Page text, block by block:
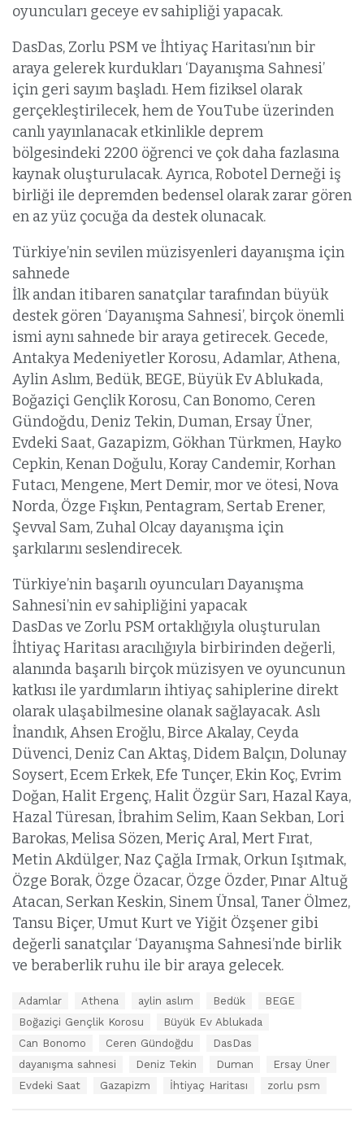
oyuncuları geceye ev sahipliği yapacak.
DasDas, Zorlu PSM ve İhtiyaç Haritası’nın bir
araya gelerek kurdukları ‘Dayanışma Sahnesi’
için geri sayım başladı. Hem fiziksel olarak
gerçekleştirilecek, hem de YouTube üzerinden
canlı yayınlanacak etkinlikle deprem
bölgesindeki 2200 öğrenci ve çok daha fazlasına
kaynak oluşturulacak. Ayrıca, Robotel Derneği iş
birliği ile depremden bedensel olarak zarar gören
en az yüz çocuğa da destek olunacak.
Türkiye’nin sevilen müzisyenleri dayanışma için
sahnede
İlk andan itibaren sanatçılar tarafından büyük
destek gören ‘Dayanışma Sahnesi’, birçok önemli
ismi aynı sahnede bir araya getirecek. Gecede,
Antakya Medeniyetler Korosu, Adamlar, Athena,
Aylin Aslım, Bedük, BEGE, Büyük Ev Ablukada,
Boğaziçi Gençlik Korosu, Can Bonomo, Ceren
Gündoğdu, Deniz Tekin, Duman, Ersay Üner,
Evdeki Saat, Gazapizm, Gökhan Türkmen, Hayko
Cepkin, Kenan Doğulu, Koray Candemir, Korhan
Futacı, Mengene, Mert Demir, mor ve ötesi, Nova
Norda, Özge Fışkın, Pentagram, Sertab Erener,
Şevval Sam, Zuhal Olcay dayanışma için
şarkılarını seslendirecek.
Türkiye’nin başarılı oyuncuları Dayanışma
Sahnesi’nin ev sahipliğini yapacak
DasDas ve Zorlu PSM ortaklığıyla oluşturulan
İhtiyaç Haritası aracılığıyla birbirinden değerli,
alanında başarılı birçok müzisyen ve oyuncunun
katkısı ile yardımların ihtiyaç sahiplerine direkt
olarak ulaşabilmesine olanak sağlayacak. Aslı
İnandık, Ahsen Eroğlu, Birce Akalay, Ceyda
Düvenci, Deniz Can Aktaş, Didem Balçın, Dolunay
Soysert, Ecem Erkek, Efe Tunçer, Ekin Koç, Evrim
Doğan, Halit Ergenç, Halit Özgür Sarı, Hazal Kaya,
Hazal Türesan, İbrahim Selim, Kaan Sekban, Lori
Barokas, Melisa Sözen, Meriç Aral, Mert Fırat,
Metin Akdülger, Naz Çağla Irmak, Orkun Işıtmak,
Özge Borak, Özge Özacar, Özge Özder, Pınar Altuğ
Atacan, Serkan Keskin, Sinem Ünsal, Taner Ölmez,
Tansu Biçer, Umut Kurt ve Yiğit Özşener gibi
değerli sanatçılar ‘Dayanışma Sahnesi’nde birlik
ve beraberlik ruhu ile bir araya gelecek.
Adamlar Athena aylin aslım Bedük
BEGE
Boğaziçi Gençlik Korosu
Büyük Ev Ablukada
Can Bonomo
Ceren Gündoğdu
DasDas
dayanışma sahnesi
Deniz Tekin Duman
Ersay Üner
Evdeki Saat
Gazapizm İhtiyaç Haritası zorlu psm